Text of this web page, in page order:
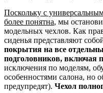
Поскольку с
более понятна, мы
модельных чехлов. Как
сиденья представляют
покрытия на все
подголовников, включая
исключения по моделям,
особенностями салона, но
предупредят). Чехол